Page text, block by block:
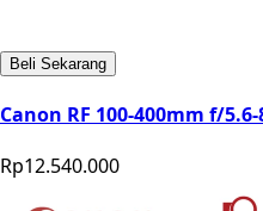
Beli Sekarang
Canon RF 100-400mm f/
Rp12.540.000